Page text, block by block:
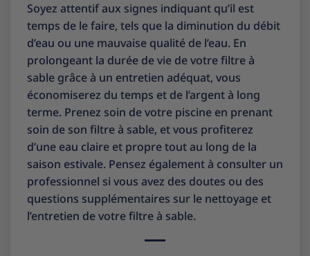
Soyez attentif aux signes indiquant qu’il est
temps de le faire, tels que la diminution du débit
d’eau ou une mauvaise qualité de l’eau. En
prolongeant la durée de vie de votre filtre à
sable grâce à un entretien adéquat, vous
économiserez du temps et de l’argent à long
terme. Prenez soin de votre piscine en prenant
soin de son filtre à sable, et vous profiterez
d’une eau claire et propre tout au long de la
saison estivale. Pensez également à consulter un
professionnel si vous avez des doutes ou des
questions supplémentaires sur le nettoyage et
l’entretien de votre filtre à sable.